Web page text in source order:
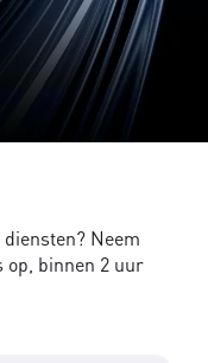
Neem
op, binnen 2 uur